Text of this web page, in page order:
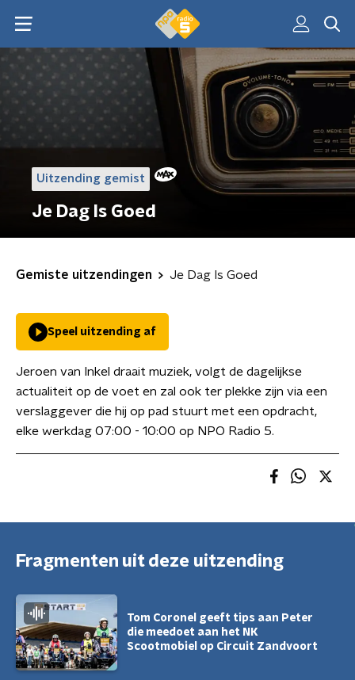
Uitzending gemist
Je Dag Is Goed
Gemiste uitzendingen Je Dag Is Goed
Speel uitzending af
Jeroen van Inkel draait muziek, volgt de dagelijkse
actualiteit op de voet en zal ook ter plekke zijn via een
verslaggever die hij op pad stuurt met een opdracht,
elke werkdag 07:00 - 10:00 op NPO Radio 5.
Fragmenten uit deze uitzending
Tom Coronel geeft tips aan Peter
die meedoet aan het NK
Scootmobiel op Circuit Zandvoort